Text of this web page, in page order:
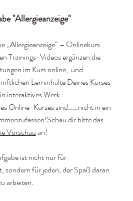
"Allergieanzeige"
„Allergieanzeige“ – Onlinekurs
Trainings-Videos ergänzen die
im Kurs online, und
Lerninhalte Deines Kurses
interaktives Werk.
Online-Kurses sind……nicht in ein
dir bitte das
Vorschauan!
ist nicht nur für
sondern für jeden, der Spaß daran
arbeiten.